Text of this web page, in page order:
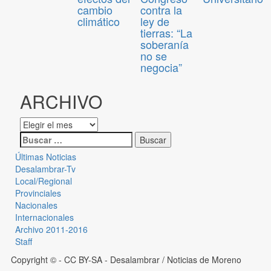
cambio
climático
contra la
ley de
tierras: “La
soberanía
no se
negocia”
ARCHIVO
Últimas Noticias
Desalambrar-Tv
Local/Regional
Provinciales
Nacionales
Internacionales
Archivo 2011-2016
Staff
Copyright © - CC BY-SA - Desalambrar / Noticias de Moreno